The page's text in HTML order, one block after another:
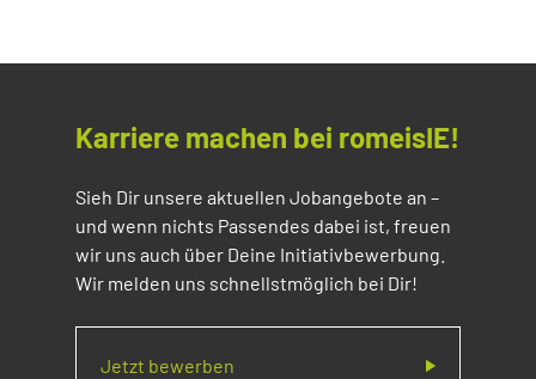
Karriere machen bei romeisIE!
Sieh Dir unsere aktuellen Jobangebote an –
und wenn nichts Passendes dabei ist, freuen
wir uns auch über Deine Initiativbewerbung.
Wir melden uns schnellstmöglich bei Dir!
Jetzt bewerben